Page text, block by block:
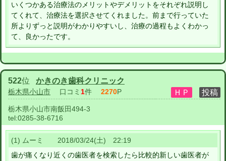
いくつかある治療法のメリットやデメリットをそれぞれ説明し
てくれて、治療法を選択させてくれました。前まで行っていた
所よりずっと説明がわかりやすいし、治療の過程もよくわかっ
て、良かったです。
522位 かきのき歯科クリニック
栃木県小山市 口コミ 1件 2270P
栃木県小山市南飯田494-3
tel:0285-38-6716
(1) ムーミ 2018/03/24(土) 22:19
歯が痛くなり近くの歯医者を検索したら比較的新しい歯医者が